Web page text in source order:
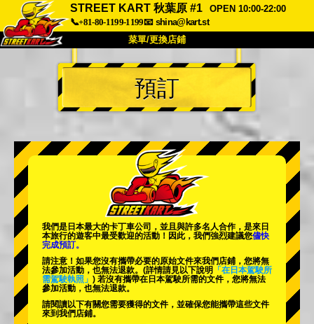
STREET KART 秋葉原 #1
OPEN 10:00-22:00
📞+81-80-1199-1199📧 shina@kart.st
菜單/更換店鋪
首頁
關於 規格 價格
公司 預訂
更換店鋪
東京秋葉原#2
東京澀谷附屬 東京灣
東京淺草 大阪
沖繩
預訂
我們是日本最大的卡丁車公司，並且與許多名人合作，是來日
本旅行的遊客中最受歡迎的活動 ！因此，我們強烈建議您儘快
完成預訂。
請注意！如果您沒有攜帶必要的原始文件來我們店鋪，您將無
法參加活動，也無法退款。 (詳情請見以下說明
「在日本駕駛所
需駕駛執照」 ) 若沒有攜帶在日本駕駛所需的文件，您將無法
參加活動，也無法退款。
請閱讀以下有關您需要獲得的文件，並確保您能攜帶這些文件
來到我們店鋪。